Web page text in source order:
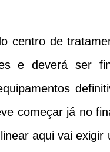
centro de
e deverá ser
começar já no
aqui vai